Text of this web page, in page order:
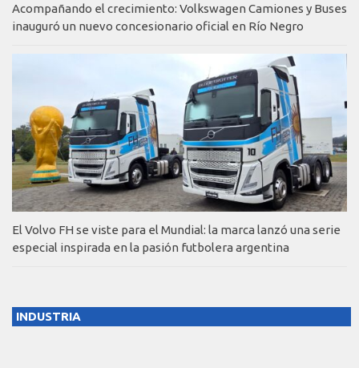
Acompañando el crecimiento: Volkswagen Camiones y Buses
inauguró un nuevo concesionario oficial en Río Negro
El Volvo FH se viste para el Mundial: la marca lanzó una serie
especial inspirada en la pasión futbolera argentina
INDUSTRIA